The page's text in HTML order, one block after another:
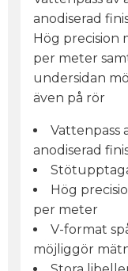
anodiserad
Hög precision
per meter
undersidan
även på rör
Vattenpass
anodiserad
Hög
per meter
V-format
möjliggör